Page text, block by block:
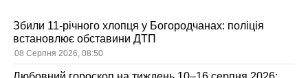
Збили 11-річного хлопця у Богородчанах: поліція
встановлює обставини ДТП
08 Серпня 2026, 08:50